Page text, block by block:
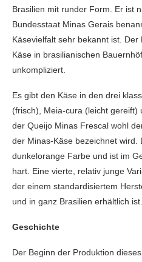
Brasilien mit runder Form. Er ist
Bundesstaat Minas Gerais
Käsevielfalt sehr bekannt ist.
Käse in brasilianischen
unkompliziert.
Es gibt den Käse in den drei
(frisch), Meia-cura (leicht gereift)
der Queijo Minas Frescal wohl
der Minas-Käse bezeichnet wird.
dunkelorange Farbe und ist im
hart. Eine vierte, relativ junge
der einem standardisiertem
und in ganz Brasilien erhältlich ist.
Geschichte
Der Beginn der Produktion